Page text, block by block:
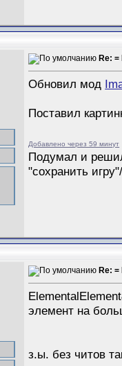
Re:
Обновил мод
Поставил
Добавлено через 59 минут
Подумал и решил
"сохранить
Re:
элемент на
з.ы. без читов